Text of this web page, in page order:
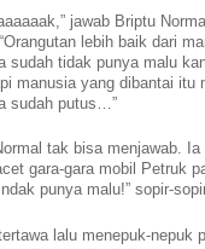
jawab Briptu
lebih baik dari
sudah tidak punya malu
manusia yang dibantai
sudah putus…”
tak bisa menjawab.
gara-gara mobil Petruk
ndak punya malu!” sopir-
lalu menepuk-nepuk